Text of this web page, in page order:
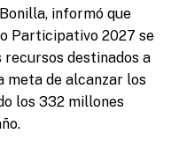
informó que
Participativo 2027 se
destinados a
meta de alcanzar los
los 332 millones